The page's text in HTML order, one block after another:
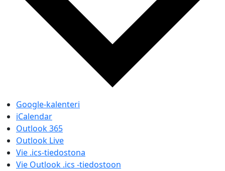
Google-kalenteri
iCalendar
Outlook 365
Outlook Live
Vie .ics-tiedostona
Vie Outlook .ics -tiedostoon